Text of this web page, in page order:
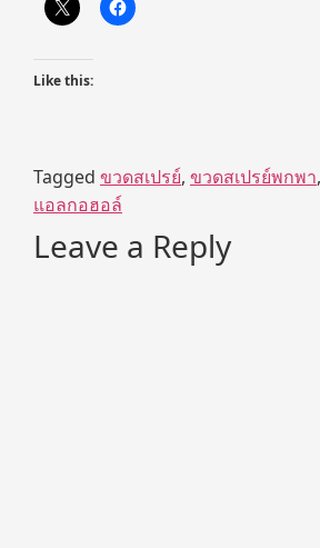
Like this:
Tagged ขวดสเปรย์, ขวดสเปรย์พกพา,
แอลกอฮอล์
Leave a Reply